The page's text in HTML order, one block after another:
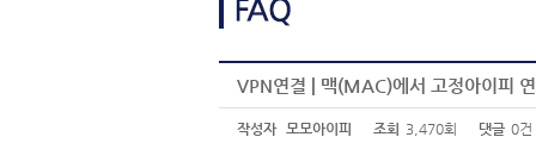
VPN연결 | 맥(MAC)에서 고정아이피
작성자 모모아이피 조회 3,470회 댓글 0건